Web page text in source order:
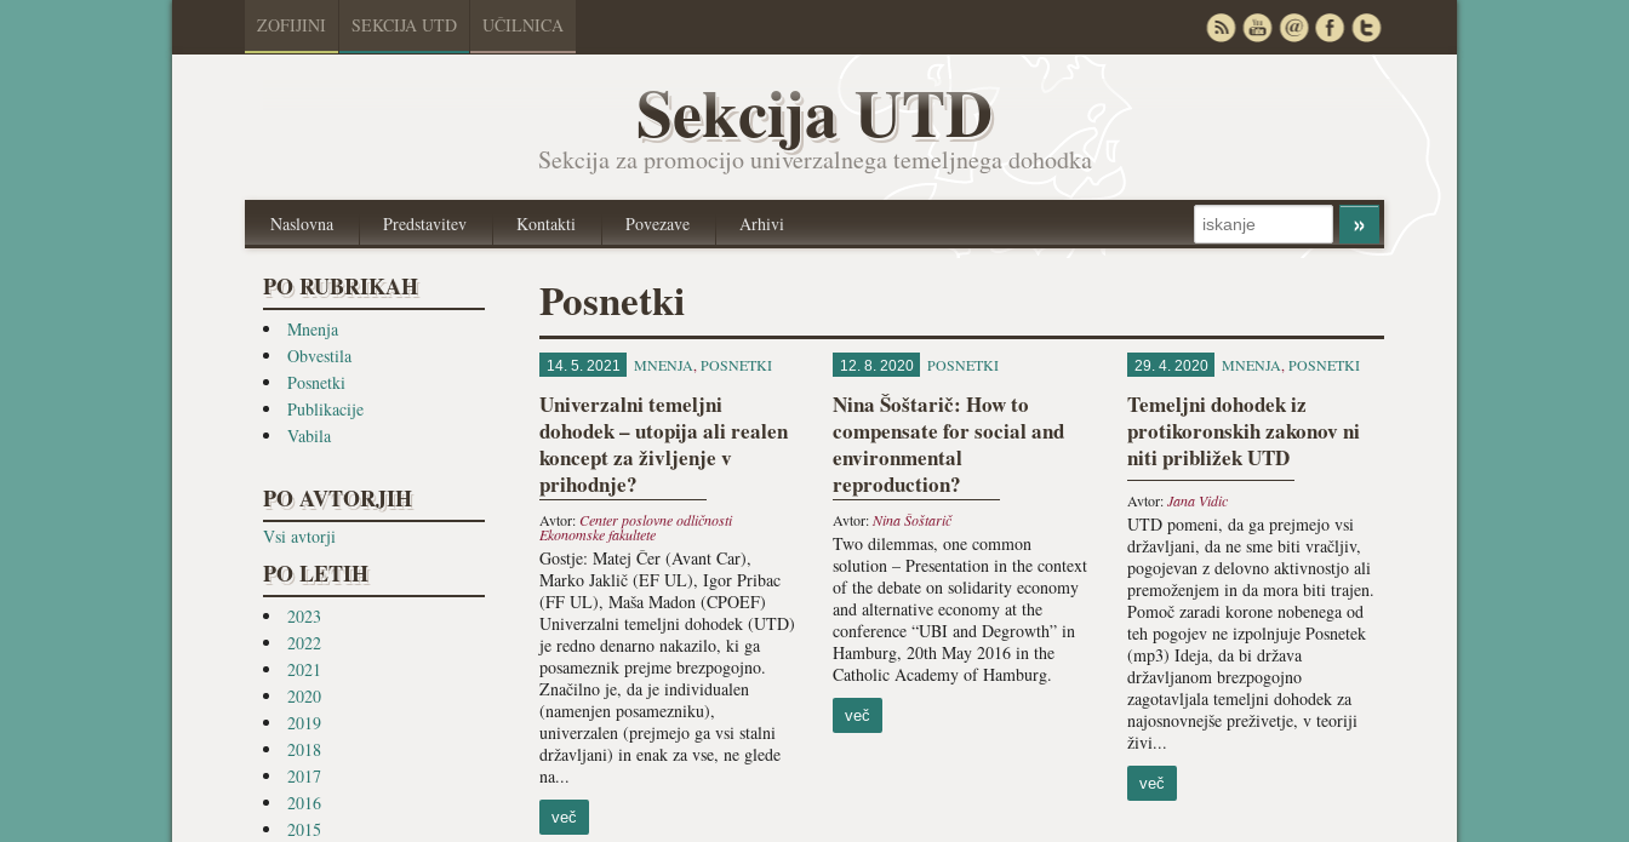
ZOFIJINI SEKCIJA UTD UČILNICA
Sekcija UTD
Sekcija za promocijo univerzalnega temeljnega dohodka
Naslovna Predstavitev Kontakti Povezave Arhivi
PO RUBRIKAH
Mnenja
Obvestila
Posnetki
Publikacije
Vabila
PO AVTORJIH
Vsi avtorji
PO LETIH
2023
2022
2021
2020
2019
2018
2017
2016
2015
Posnetki
14. 5. 2021 MNENJA, POSNETKI
Univerzalni temeljni
dohodek – utopija ali realen
koncept za življenje v
prihodnje?
Avtor:Center poslovne odličnosti
Ekonomske fakultete
Gostje: Matej Čer (Avant Car),
Marko Jaklič (EF UL), Igor Pribac
(FF UL), Maša Madon (CPOEF)
Univerzalni temeljni dohodek (UTD)
je redno denarno nakazilo, ki ga
posameznik prejme brezpogojno.
Značilno je, da je individualen
(namenjen posamezniku),
univerzalen (prejmejo ga vsi stalni
državljani) in enak za vse, ne glede
na...
več
12. 8. 2020 POSNETKI
Nina Šoštarič: How to
compensate for social and
environmental
reproduction?
Avtor:Nina Šoštarič
Two dilemmas, one common
solution – Presentation in the context
of the debate on solidarity economy
and alternative economy at the
conference “UBI and Degrowth” in
Hamburg, 20th May 2016 in the
Catholic Academy of Hamburg.
več
29. 4. 2020 MNENJA, POSNETKI
Temeljni dohodek iz
protikoronskih zakonov ni
niti približek UTD
Avtor:Jana Vidic
UTD pomeni, da ga prejmejo vsi
državljani, da ne sme biti vračljiv,
pogojevan z delovno aktivnostjo ali
premoženjem in da mora biti trajen.
Pomoč zaradi korone nobenega od
teh pogojev ne izpolnjuje Posnetek
(mp3) Ideja, da bi država
državljanom brezpogojno
zagotavljala temeljni dohodek za
najosnovnejše preživetje, v teoriji
živi...
več